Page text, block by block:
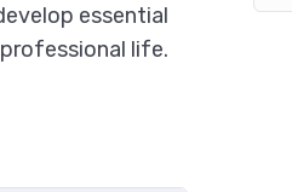
essential
life.